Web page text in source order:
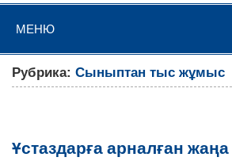
МЕНЮ
Рубрика:Сыныптан тыс жұмыс
Ұстаздарға арналған